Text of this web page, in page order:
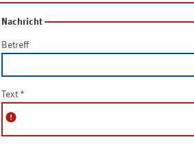
Nachricht
Betreff
Text *
error